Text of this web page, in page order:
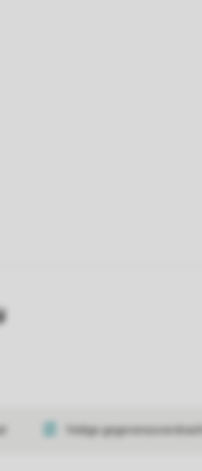
Veilige gegevensoverdracht